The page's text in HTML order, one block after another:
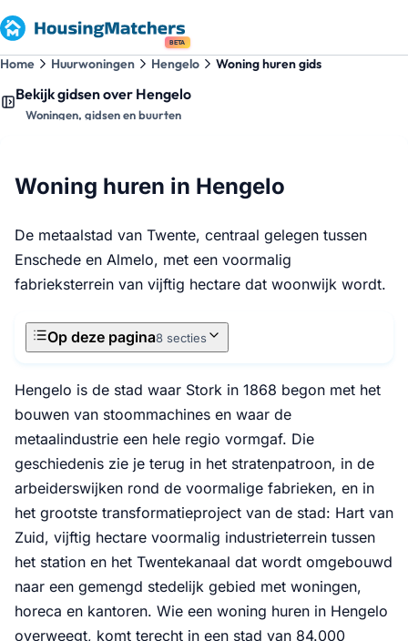
BETA
Home Huurwoningen Hengelo Woning huren gids
Bekijk gidsen over Hengelo
Woningen, gidsen en buurten
Woning huren in Hengelo
De metaalstad van Twente, centraal gelegen tussen
Enschede en Almelo, met een voormalig
fabrieksterrein van vijftig hectare dat woonwijk wordt.
Op deze pagina8 secties
Hengelo is de stad waar Stork in 1868 begon met het
bouwen van stoommachines en waar de
metaalindustrie een hele regio vormgaf. Die
geschiedenis zie je terug in het stratenpatroon, in de
arbeiderswijken rond de voormalige fabrieken, en in
het grootste transformatieproject van de stad: Hart van
Zuid, vijftig hectare voormalig industrieterrein tussen
het station en het Twentekanaal dat wordt omgebouwd
naar een gemengd stedelijk gebied met woningen,
horeca en kantoren. Wie een woning huren in Hengelo
overweegt, komt terecht in een stad van 84.000